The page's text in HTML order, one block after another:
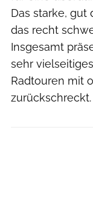
Das starke, gut
das recht
Insgesamt
sehr
Radtouren mit
zurückschreckt.